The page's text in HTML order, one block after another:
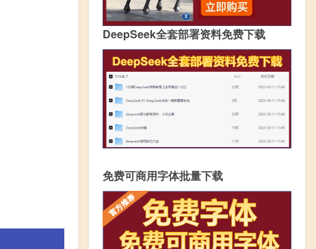
DeepSeek全套部署资料免费下载
免费可商用字体批量下载